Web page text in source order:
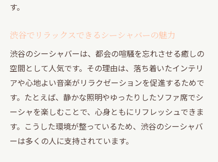
円山町でこだわりのシーシャを堪能する夜
シーシャとともに過ごす円山町の特別な夜
時間
隠れ家的雰囲気でリラックスできるシーシ
ャ体験
す。
渋谷でリラックスできるシーシャバーの魅力
渋谷のシーシャバーは、都会の喧騒を忘れさせる癒しの
空間として人気です。その理由は、落ち着いたインテリ
アや心地よい音楽がリラクゼーションを促進するためで
す。たとえば、静かな照明やゆったりしたソファ席でシ
ーシャを楽しむことで、心身ともにリフレッシュできま
す。こうした環境が整っているため、渋谷のシーシャバ
ーは多くの人に支持されています。